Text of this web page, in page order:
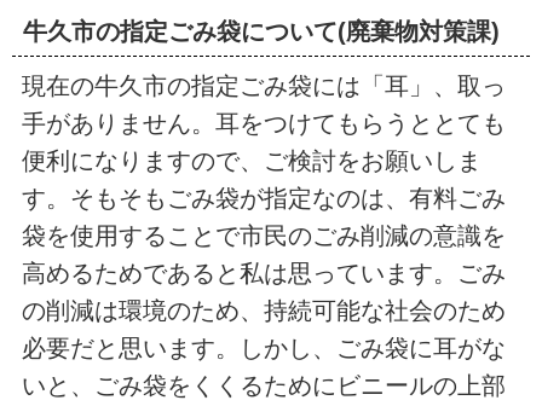
牛久市の指定ごみ袋について(廃棄物対策課)
現在の牛久市の指定ごみ袋には「耳」、取っ
手がありません。耳をつけてもらうととても
便利になりますので、ご検討をお願いしま
す。そもそもごみ袋が指定なのは、有料ごみ
袋を使用することで市民のごみ削減の意識を
高めるためであると私は思っています。ごみ
の削減は環境のため、持続可能な社会のため
必要だと思います。しかし、ごみ袋に耳がな
いと、ごみ袋をくくるためにビニールの上部